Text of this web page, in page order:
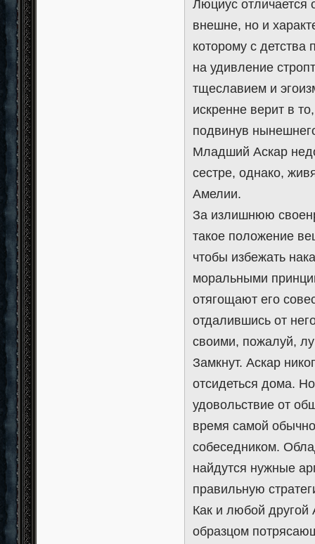
Люциус отличается
внешне, но и
которому с
на удивление
тщеславием и
искренне верит в
подвинув
Младший Аскар
сестре, однако,
Амелии.
За излишнюю
такое положение
чтобы избежать
моральными
отягощают его
отдалившись от
своими, пожалуй,
Замкнут. Аскар
отсидеться дома.
удовольствие от
время самой
собеседником.
найдутся нужные
правильную
Как и любой другой
образцом